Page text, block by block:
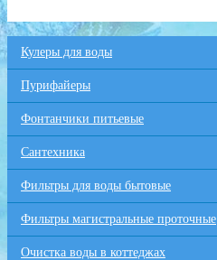
Кулеры для воды
Пурифайеры
Фонтанчики питьевые
Сантехника
Фильтры для воды бытовые
Фильтры магистральные проточные
Очистка воды в коттеджах